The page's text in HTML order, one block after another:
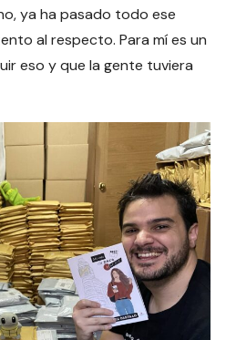
ya ha pasado todo ese
al respecto. Para mí es un
eso y que la gente tuviera